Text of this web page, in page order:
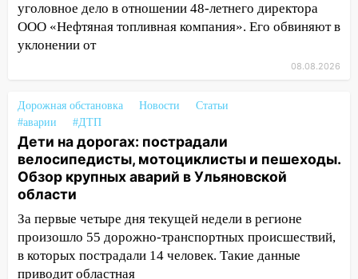
10:11 Директора ульяновской
«Нефтяной топливной компании» будут
судить за неуплату 48,4 млн рублей
09:28
велосипедисты, мотоциклисты и
пешеходы. Обзор крупных аварий в
Ульяновской области
08:30 Поджог со свечой, 16 сгоревших
домов и выстрел за водку
07:50 Какая погоды будет днем 8
августа
06:45 Императорский мост в
уголовное дело в отношении 48-летнего директора
ООО «Нефтяная топливная компания». Его обвиняют в
уклонении от
08.08.2026
Дорожная обстановка Новости
Статьи
#аварии
#ДТП
Дети на дорогах: пострадали
велосипедисты, мотоциклисты и пешеходы.
Обзор крупных аварий в Ульяновской
области
За первые четыре дня текущей недели в регионе
произошло 55 дорожно-транспортных происшествий,
в которых пострадали 14 человек. Такие данные
приводит областная